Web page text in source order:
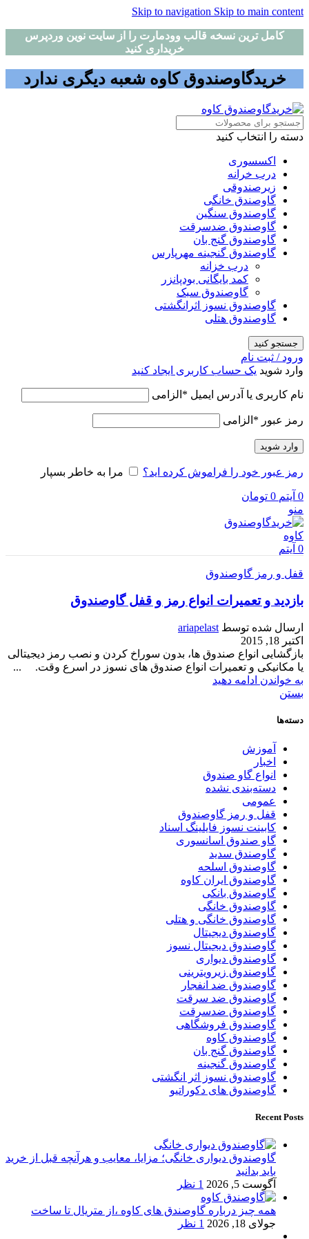
Skip to navigation Skip to main content
کامل ترین نسخه قالب وودمارت را از سایت نوین وردپرس
خریداری کنید
خریدگاوصندوق کاوه شعبه دیگری ندارد
دسته را انتخاب کنید
اکسسوری
درب خرانه
زیرصندوقی
گاوصندق خانگی
گاوصندوق سنگین
گاوصندوق ضدسرقت
گاوصندوق گنج بان
گاوصندوق گنجینه مهرپارس
درب خزانه
کمد بایگانی بودپانزر
گاوصندوق سبک
گاوصندوق نسوز اثرانگشتی
گاوصندوق هتلی
جستجو کنید
ورود / ثبت نام
وارد شوید یک حساب کاربری ایجاد کنید
نام کاربری یا آدرس ایمیل * الزامی
رمز عبور * الزامی
وارد شوید
رمز عبور خود را فراموش کرده اید؟ مرا به خاطر بسپار
0 آیتم 0 تومان
منو
0 آیتم
قفل و رمز گاوصندوق
بازدید و تعمیرات انواع رمز و قفل گاوصندوق
ارسال شده توسط ariapelast
اکتبر 18, 2015
بازگشایی انواع صندوق ها، بدون سوراخ کردن و نصب رمز دیجیتالی
یا مکانیکی و تعمیرات انواع صندوق های نسوز در اسرع وقت. ...
به خواندن ادامه دهید
بستن
دسته‌ها
آموزش
اخبار
انواع گاو صندوق
دسته‌بندی نشده
عمومی
قفل و رمز گاوصندوق
کابینت نسوز فایلینگ اسناد
گاو صندوق اسانسوری
گاوصندق سدید
گاوصندوق اسلحه
گاوصندوق ایران کاوه
گاوصندوق بانکی
گاوصندوق خانگی
گاوصندوق خانگی و هتلی
گاوصندوق دیجیتال
گاوصندوق دیجیتال نسوز
گاوصندوق دیواری
گاوصندوق زیرویترینی
گاوصندوق ضد انفجار
گاوصندوق ضد سرقت
گاوصندوق ضدسرقت
گاوصندوق فروشگاهی
گاوصندوق کاوه
گاوصندوق گنج بان
گاوصندوق گنجینه
گاوصندوق نسوز اثر انگشتی
گاوصندوق های دکوراتیو
Recent Posts
گاوصندوق دیواری خانگی؛ مزایا، معایب و هرآنچه قبل از خرید
باید بدانید
آگوست 5, 2026
1 نظر
همه چیز درباره گاوصندق های کاوه ،از متریال تا ساخت
جولای 18, 2026
1 نظر